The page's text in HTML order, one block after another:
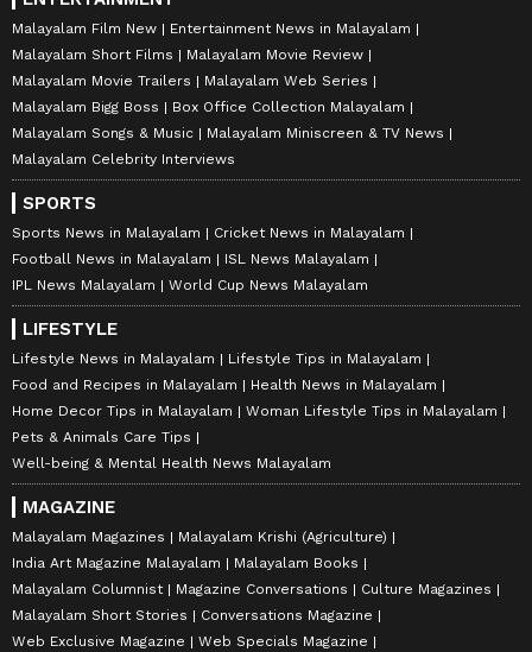
Malayalam Film New
Entertainment News in Malayalam
Malayalam Short Films
Malayalam Movie Review
Malayalam Movie Trailers
Malayalam Web Series
Malayalam Bigg Boss
Box Office Collection Malayalam
Malayalam Songs & Music
Malayalam Miniscreen & TV News
Malayalam Celebrity Interviews
SPORTS
Sports News in Malayalam
Cricket News in Malayalam
Football News in Malayalam
ISL News Malayalam
IPL News Malayalam
World Cup News Malayalam
LIFESTYLE
Lifestyle News in Malayalam
Lifestyle Tips in Malayalam
Food and Recipes in Malayalam
Health News in Malayalam
Home Decor Tips in Malayalam
Woman Lifestyle Tips in Malayalam
Pets & Animals Care Tips
Well-being & Mental Health News Malayalam
MAGAZINE
Malayalam Magazines
Malayalam Krishi (Agriculture)
India Art Magazine Malayalam
Malayalam Books
Malayalam Columnist
Magazine Conversations
Culture Magazines
Malayalam Short Stories
Conversations Magazine
Web Exclusive Magazine
Web Specials Magazine